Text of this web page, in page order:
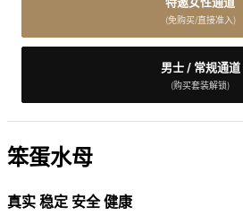
(免购买/直接准入)
男士 / 常规通道
(购买套装解锁)
笨蛋水母
真实 稳定 安全 健康